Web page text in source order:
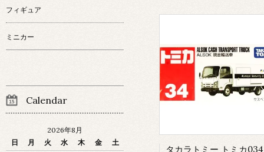
フィギュア
ミニカー
Calendar
2026年8月
日
月 火 水 木 金
土